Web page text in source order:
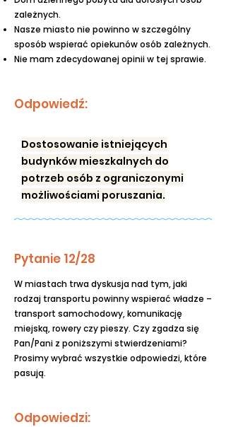
zależnych.
Nasze miasto nie powinno w szczególny
sposób wspierać opiekunów osób zależnych.
Nie mam zdecydowanej opinii w tej sprawie.
Odpowiedź:
Dostosowanie istniejących
budynków mieszkalnych do
potrzeb osób z ograniczonymi
możliwościami poruszania.
Pytanie 12/28
W miastach trwa dyskusja nad tym, jaki
rodzaj transportu powinny wspierać władze –
transport samochodowy, komunikację
miejską, rowery czy pieszy. Czy zgadza się
Pan/Pani z poniższymi stwierdzeniami?
Prosimy wybrać wszystkie odpowiedzi, które
pasują.
Odpowiedzi: